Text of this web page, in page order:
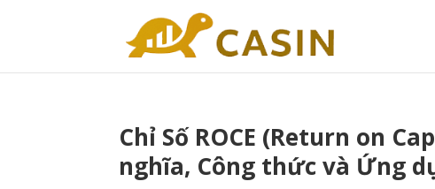
Chỉ Số ROCE (Return on
nghĩa, Công thức và Ứng